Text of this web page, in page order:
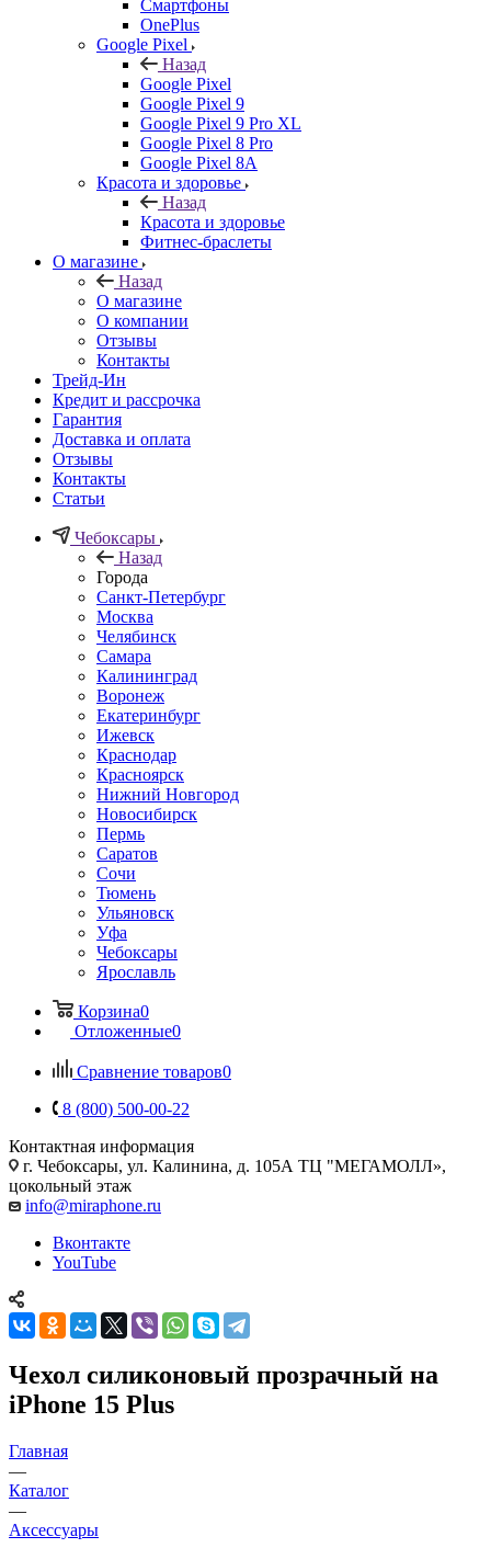
Смартфоны
OnePlus
Google Pixel
Назад
Google Pixel
Google Pixel 9
Google Pixel 9 Pro XL
Google Pixel 8 Pro
Google Pixel 8A
Красота и здоровье
Назад
Красота и здоровье
Фитнес-браслеты
О магазине
Назад
О магазине
О компании
Отзывы
Контакты
Трейд-Ин
Кредит и рассрочка
Гарантия
Доставка и оплата
Отзывы
Контакты
Статьи
Чебоксары
Назад
Города
Санкт-Петербург
Москва
Челябинск
Самара
Калининград
Воронеж
Екатеринбург
Ижевск
Краснодар
Красноярск
Нижний Новгород
Новосибирск
Пермь
Саратов
Сочи
Тюмень
Ульяновск
Уфа
Чебоксары
Ярославль
Корзина0
Отложенные0
Сравнение товаров0
8 (800) 500-00-22
Контактная информация
г. Чебоксары, ул. Калинина, д. 105А ТЦ "МЕГАМОЛЛ»,
цокольный этаж
info@miraphone.ru
Вконтакте
YouTube
Чехол силиконовый прозрачный на
iPhone 15 Plus
Главная
—
Каталог
—
Аксессуары